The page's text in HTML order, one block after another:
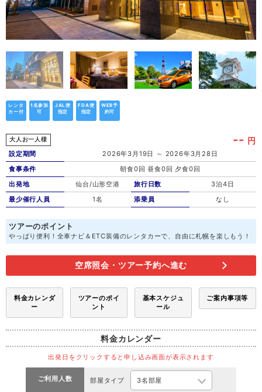
レンタ
カー付
1名参加
可
JAL便
指定
FDA便
指定
WEB予
約可
大人お一人様 -- 円
設定期間
2026年3月19日 ～ 2026年3月28日
食事条件
朝食0回 昼食0回 夕食0回
出発地
仙台/山形空港
最少催行人員
1名
旅行日数
3泊4日
添乗員
なし
ツアーのポイント
やっぱり便利！全車ナビ＆ETC装備のレンタカーで、自由に札幌を楽しもう！
空席照会・ツアー予約へ進む
料金カレンダ
ー
ツアーのポイ
ント
基本スケジュ
ール
ご案内事項等
料金カレンダー
出発日をクリックすると申し込み画面が表示されます
ご利用人数 部屋タイプ